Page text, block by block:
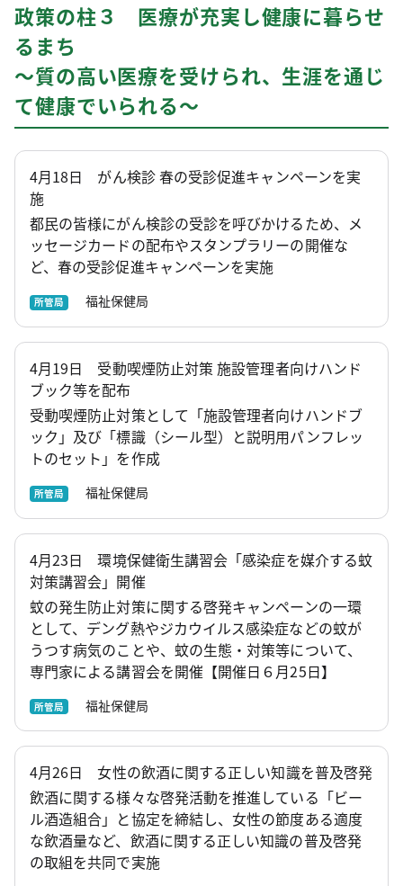
政策の柱３ 医療が充実し健康に暮らせ
るまち
～質の高い医療を受けられ、生涯を通じ
て健康でいられる～
4月18日 がん検診 春の受診促進キャンペーンを実
施
都民の皆様にがん検診の受診を呼びかけるため、メ
ッセージカードの配布やスタンプラリーの開催な
ど、春の受診促進キャンペーンを実施
所管局 福祉保健局
4月19日 受動喫煙防止対策 施設管理者向けハンド
ブック等を配布
受動喫煙防止対策として「施設管理者向けハンドブ
ック」及び「標識（シール型）と説明用パンフレッ
トのセット」を作成
所管局 福祉保健局
4月23日 環境保健衛生講習会「感染症を媒介する蚊
対策講習会」開催
蚊の発生防止対策に関する啓発キャンペーンの一環
として、デング熱やジカウイルス感染症などの蚊が
うつす病気のことや、蚊の生態・対策等について、
専門家による講習会を開催【開催日６月25日】
所管局 福祉保健局
4月26日 女性の飲酒に関する正しい知識を普及啓発
飲酒に関する様々な啓発活動を推進している「ビー
ル酒造組合」と協定を締結し、女性の節度ある適度
な飲酒量など、飲酒に関する正しい知識の普及啓発
の取組を共同で実施